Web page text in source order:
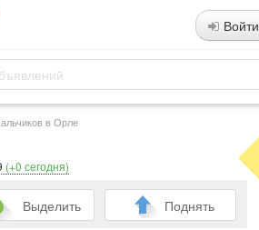
Войти
в Орле
(+0 сегодня)
Выделить Поднять